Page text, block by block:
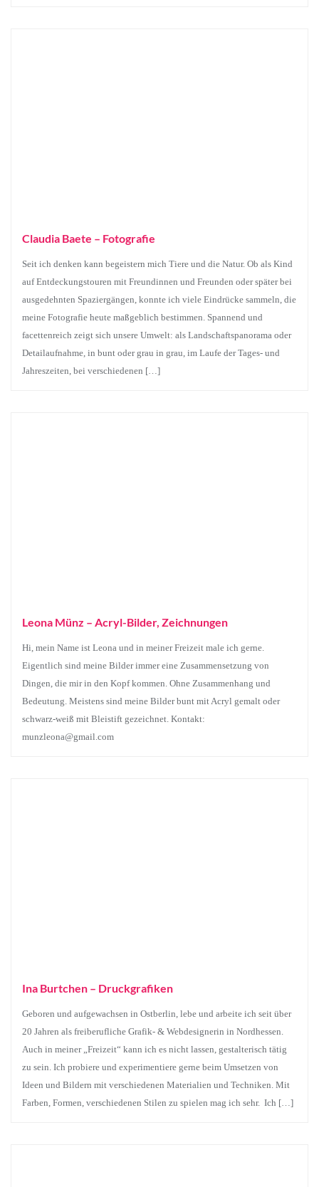
Claudia Baete – Fotografie
Seit ich denken kann begeistern mich Tiere und die Natur. Ob als Kind
auf Entdeckungstouren mit Freundinnen und Freunden oder später bei
ausgedehnten Spaziergängen, konnte ich viele Eindrücke sammeln, die
meine Fotografie heute maßgeblich bestimmen. Spannend und
facettenreich zeigt sich unsere Umwelt: als Landschaftspanorama oder
Detailaufnahme, in bunt oder grau in grau, im Laufe der Tages- und
Jahreszeiten, bei verschiedenen […]
Leona Münz – Acryl-Bilder, Zeichnungen
Hi, mein Name ist Leona und in meiner Freizeit male ich gerne.
Eigentlich sind meine Bilder immer eine Zusammensetzung von
Dingen, die mir in den Kopf kommen. Ohne Zusammenhang und
Bedeutung. Meistens sind meine Bilder bunt mit Acryl gemalt oder
schwarz-weiß mit Bleistift gezeichnet. Kontakt:
munzleona@gmail.com
Ina Burtchen – Druckgrafiken
Geboren und aufgewachsen in Ostberlin, lebe und arbeite ich seit über
20 Jahren als freiberufliche Grafik- & Webdesignerin in Nordhessen.
Auch in meiner „Freizeit“ kann ich es nicht lassen, gestalterisch tätig
zu sein. Ich probiere und experimentiere gerne beim Umsetzen von
Ideen und Bildern mit verschiedenen Materialien und Techniken. Mit
Farben, Formen, verschiedenen Stilen zu spielen mag ich sehr. Ich […]